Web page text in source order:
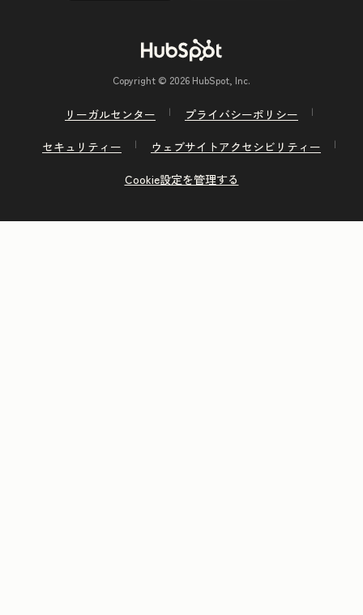
Copyright © 2026 HubSpot, Inc.
リーガルセンター
プライバシーポリシー
セキュリティー
ウェブサイトアクセシビリティー
Cookie設定を管理する